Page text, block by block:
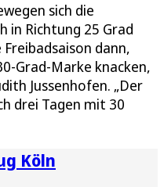
sich die
in Richtung 25 Grad
Freibadsaison dann,
Grad-Marke knacken,
Jussenhofen. „Der
drei Tagen mit 30
Köln